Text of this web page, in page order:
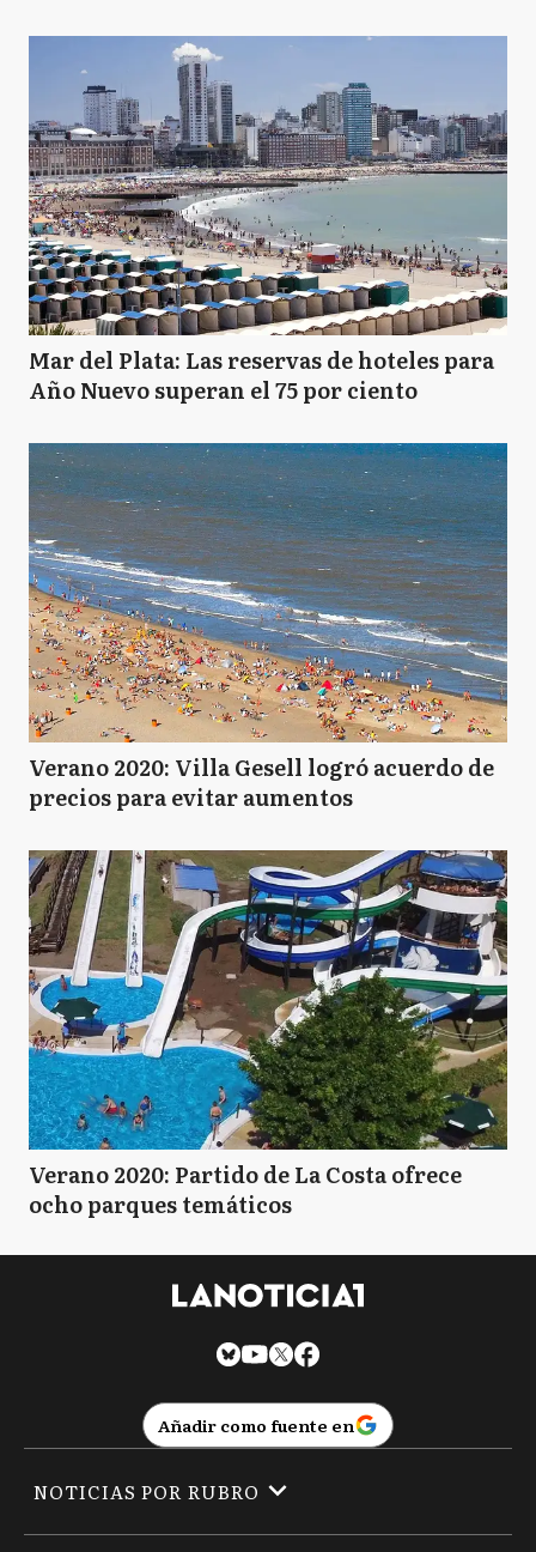
Mar del Plata: Las reservas de hoteles para
Año Nuevo superan el 75 por ciento
Verano 2020: Villa Gesell logró acuerdo de
precios para evitar aumentos
Verano 2020: Partido de La Costa ofrece
ocho parques temáticos
Añadir como fuente en
NOTICIAS POR RUBRO